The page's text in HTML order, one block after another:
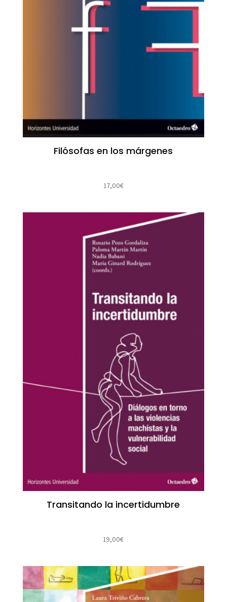
Filósofas en los márgenes
17,00€
Transitando la incertidumbre
19,00€